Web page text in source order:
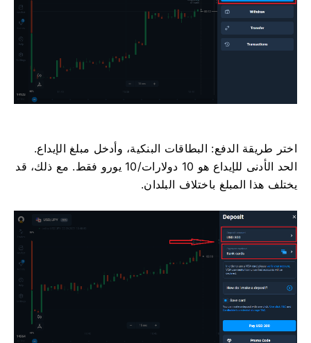
اختر طريقة الدفع: البطاقات البنكية، وأدخل مبلغ الإيداع.
الحد الأدنى للإيداع هو 10 دولارات/10 يورو فقط. مع ذلك، قد
يختلف هذا المبلغ باختلاف البلدان.